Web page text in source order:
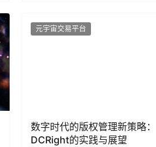
元宇宙交易平台
数字时代的版权管理新策略：
DCRight的实践与展望